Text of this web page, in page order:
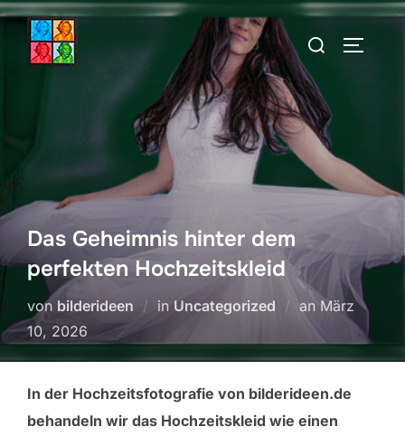
Zum
Inhalt
springen
Suchen
nach:
Das Geheimnis hinter dem
perfekten Hochzeitskleid
von bilderideen in Uncategorized an März
10, 2026
In der Hochzeitsfotografie von bilderideen.de
behandeln wir das Hochzeitskleid wie einen